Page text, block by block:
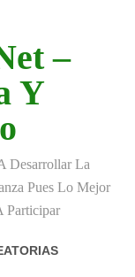
–
Y
Desarrollar La
Pues Lo Mejor
Participar